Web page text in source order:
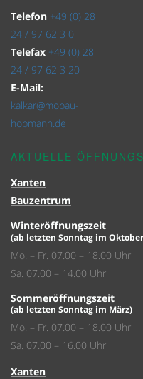
Telefon +49 (0) 28
24 / 97 62 3 0
Telefax +49 (0) 28
24 / 97 62 3 20
E-Mail:
kalkar@mobau-
hopmann.de
AKTUELLE
Xanten
Bauzentrum
Winteröffnungszeit
(ab letzten Sonntag im
Mo. – Fr. 07.00 – 18.00 Uhr
Sa. 07.00 – 14.00 Uhr
Sommeröffnungszeit
(ab letzten Sonntag im März)
Mo. – Fr. 07.00 – 18.00 Uhr
Sa. 07.00 – 16.00 Uhr
Xanten